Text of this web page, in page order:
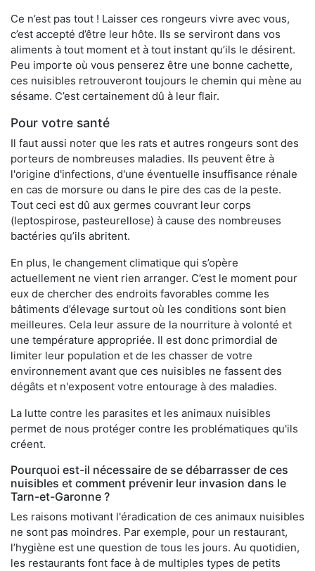
Ce n’est pas tout ! Laisser ces rongeurs vivre avec vous,
c’est accepté d’être leur hôte. Ils se serviront dans vos
aliments à tout moment et à tout instant qu’ils le désirent.
Peu importe où vous penserez être une bonne cachette,
ces nuisibles retrouveront toujours le chemin qui mène au
sésame. C’est certainement dû à leur flair.
Pour votre santé
Il faut aussi noter que les rats et autres rongeurs sont des
porteurs de nombreuses maladies. Ils peuvent être à
l'origine d'infections, d'une éventuelle insuffisance rénale
en cas de morsure ou dans le pire des cas de la peste.
Tout ceci est dû aux germes couvrant leur corps
(leptospirose, pasteurellose) à cause des nombreuses
bactéries qu’ils abritent.
En plus, le changement climatique qui s’opère
actuellement ne vient rien arranger. C’est le moment pour
eux de chercher des endroits favorables comme les
bâtiments d’élevage surtout où les conditions sont bien
meilleures. Cela leur assure de la nourriture à volonté et
une température appropriée. Il est donc primordial de
limiter leur population et de les chasser de votre
environnement avant que ces nuisibles ne fassent des
dégâts et n'exposent votre entourage à des maladies.
La lutte contre les parasites et les animaux nuisibles
permet de nous protéger contre les problématiques qu'ils
créent.
Pourquoi est-il nécessaire de se débarrasser de ces
nuisibles et comment prévenir leur invasion dans le
Tarn-et-Garonne ?
Les raisons motivant l'éradication de ces animaux nuisibles
ne sont pas moindres. Par exemple, pour un restaurant,
l’hygiène est une question de tous les jours. Au quotidien,
les restaurants font face à de multiples types de petits